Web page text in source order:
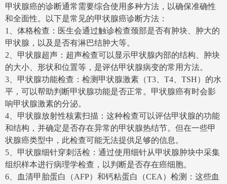
甲状腺癌的诊断通常需要综合使用多种方法，以确保准确性
和全面性。以下是常见的甲状腺癌诊断方法：
1、体格检查：医生会通过触诊检查颈部是否有肿块、肿大的
甲状腺，以及是否有淋巴结肿大等。
2、甲状腺超声：超声检查可以显示甲状腺内部的结构、肿块
的大小、形状和位置等，是评估甲状腺病变的常用方法。
3、甲状腺功能检查：检测甲状腺激素（T3、T4、TSH）的水
平，可以帮助判断甲状腺功能是否正常。甲状腺癌有时会影
响甲状腺激素的分泌。
4、甲状腺放射性核素扫描：这种检查可以评估甲状腺的功能
和结构，并确定是否存在异常的甲状腺热结节。但在一些甲
状腺癌类型中，此检查可能无法提供足够的信息。
5、甲状腺细针穿刺活检：通过使用细针从甲状腺肿块中采集
组织样本进行病理学检查，以判断是否存在癌细胞。
6、血清甲胎蛋白（AFP）和钙粘蛋白（CEA）检测：这些血